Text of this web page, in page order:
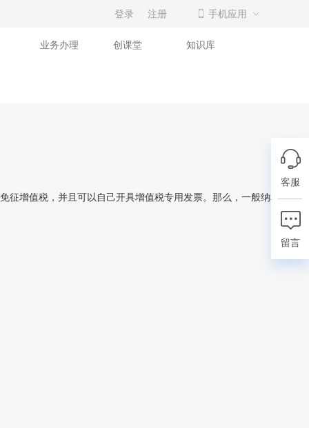
登录 注册 手机应用
业务办理 创课堂 知识库
增值税，并且可以自己开具增值税专用发票。那么，一般纳税人企业
客服
留言